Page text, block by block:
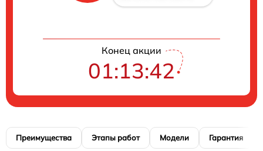
Конец акции
01:13:41
Преимущества Этапы работ Модели Гарантия